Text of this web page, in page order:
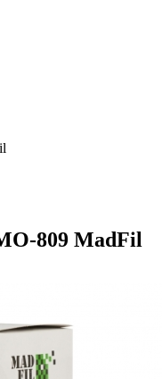
809 MadFil